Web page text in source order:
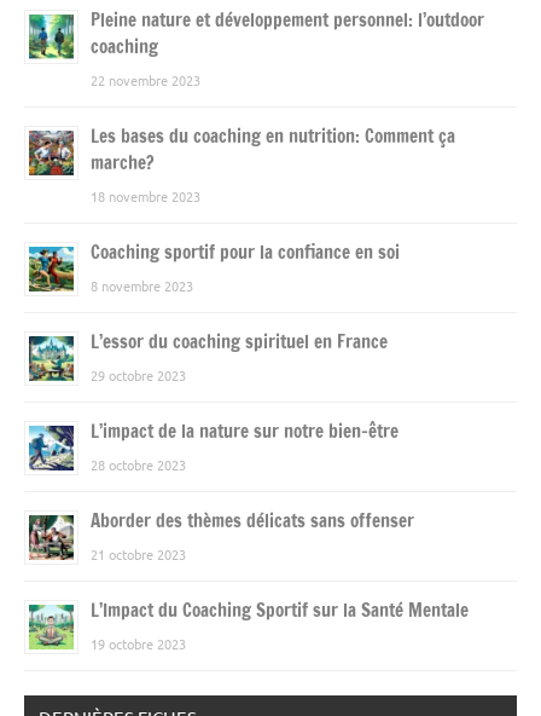
Pleine nature et développement personnel: l’outdoor
coaching
22 novembre 2023
Les bases du coaching en nutrition: Comment ça
marche?
18 novembre 2023
Coaching sportif pour la confiance en soi
8 novembre 2023
L’essor du coaching spirituel en France
29 octobre 2023
L’impact de la nature sur notre bien-être
28 octobre 2023
Aborder des thèmes délicats sans offenser
21 octobre 2023
L’Impact du Coaching Sportif sur la Santé Mentale
19 octobre 2023